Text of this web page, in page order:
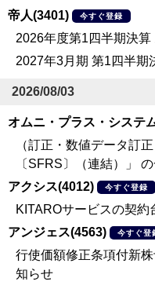
帝人(3401)
今すぐ登録
2026年度第1四半期決
2027年3月期 第1四半期
2026/08/03
オムニ・プラス・システ
（訂正・数値データ訂
〔SFRS〕（連結）」
アクシス(4012)
今すぐ登録
KITAROサービスの契約
アンジェス(4563)
今すぐ登
行使価額修正条項付新
知らせ